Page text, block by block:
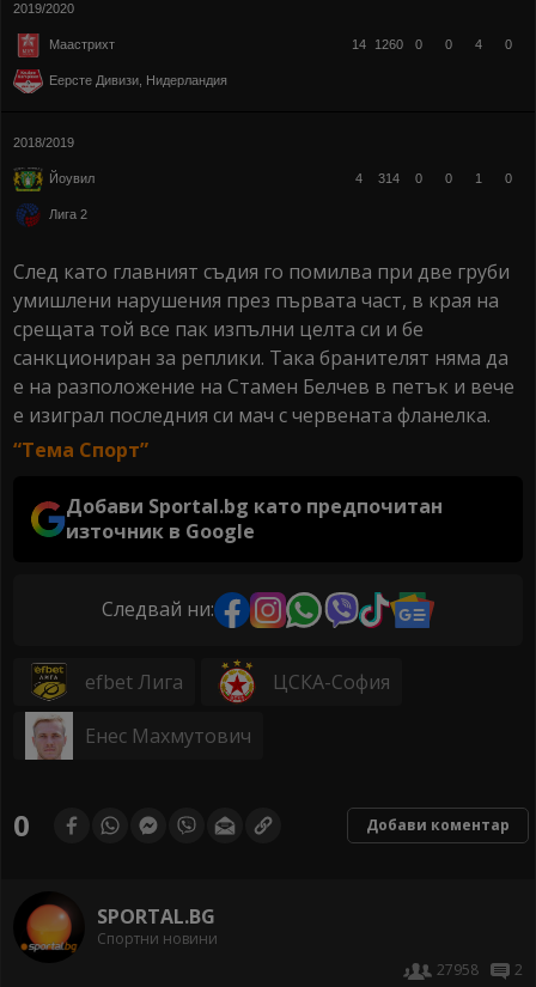
2019/2020
Маастрихт
Еерсте Дивизи, Нидерландия
14 1260 0 0 4 0
2018/2019
Йоувил
Лига 2
4 314 0 0 1 0
След като главният съдия го помилва при две груби
умишлени нарушения през първата част, в края на
срещата той все пак изпълни целта си и бе
санкциониран за реплики. Така бранителят няма да
е на разположение на Стамен Белчев в петък и вече
е изиграл последния си мач с червената фланелка.
“Тема Спорт”
Добави Sportal.bg като предпочитан
източник в Google
Следвай ни:
efbet Лига ЦСКА-София
Енес Махмутович
0 Добави коментар
SPORTAL.BG
Спортни новини
27958
2